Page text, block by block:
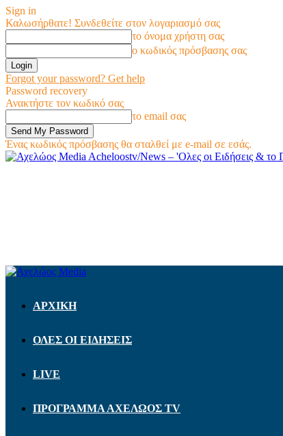
Sign in
Καλωσήρθατε! Συνδεθείτε στον λογαριασμό σας
το όνομα χρήστη σας
ο κωδικός πρόσβασης σας
Forgot your password? Get help
Password recovery
Ανακτήστε τον κωδικό σας
το email σας
Ένας κωδικός πρόσβασης θα σταλθεί με e-mail σε εσάς.
Acheloostv/News – 'Ολες οι Ειδήσεις & το
ΑΡΧΙΚΗ
ΟΛΕΣ ΟΙ ΕΙΔΗΣΕΙΣ
LIVE
ΠΡΟΓΡΑΜΜΑ ΑΧΕΛΩΟΣ TV